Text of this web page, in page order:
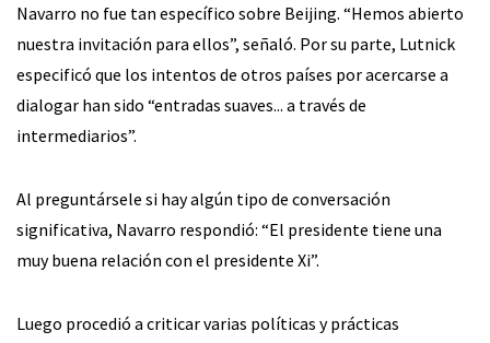
Navarro no fue tan específico sobre Beijing. “Hemos abierto
nuestra invitación para ellos”, señaló. Por su parte, Lutnick
especificó que los intentos de otros países por acercarse a
dialogar han sido “entradas suaves... a través de
intermediarios”.
Al preguntársele si hay algún tipo de conversación
significativa, Navarro respondió: “El presidente tiene una
muy buena relación con el presidente Xi”.
Luego procedió a criticar varias políticas y prácticas